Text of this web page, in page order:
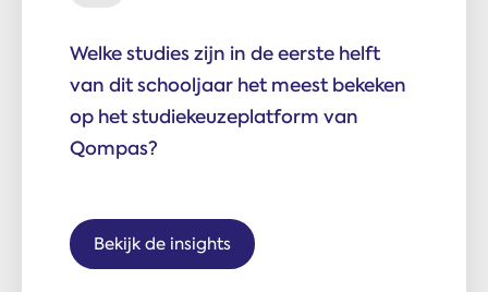
Welke studies zijn in de eerste helft
van dit schooljaar het meest bekeken
op het studiekeuzeplatform van
Qompas?
Bekijk de insights